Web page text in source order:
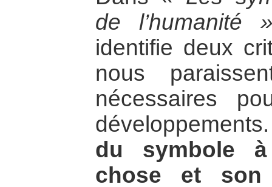
de l’humanité
identifie deux
nous
nécessaires
du symbole
chose et son